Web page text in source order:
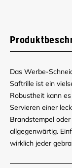
Das Werbe-
Saftrille ist ein
Robustheit kann
Servieren einer
Brandstempel
allgegenwärtig.
wirklich jeder